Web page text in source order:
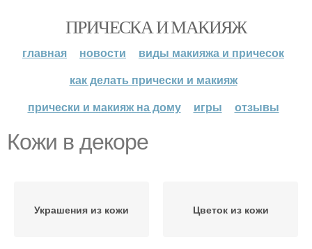
ПРИЧЕСКА И МАКИЯЖ
главная новости
виды макияжа и причесок
как делать прически и макияж
прически и макияж на дому
игры отзывы
Кожи в декоре
Украшения из кожи Цветок из кожи